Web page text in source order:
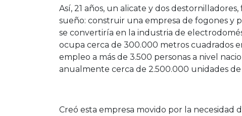
Así, 21 años, un alicate y dos
sueño: construir una empresa de fogones y
se convertiría en la industria de
ocupa cerca de 300.000 metros cuadrados
empleo a más de 3.500 personas a nivel
anualmente cerca de 2.500.000 unidades
Creó esta empresa movido por la necesidad